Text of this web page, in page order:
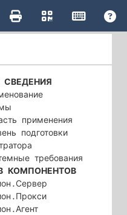
применения
подготовки
требования
КОМПОНЕНТОВ